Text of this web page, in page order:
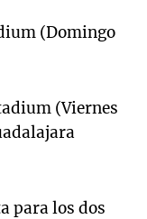
(Domingo
(Viernes
para los dos